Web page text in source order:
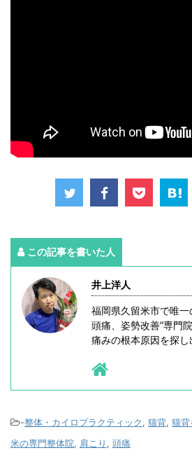
この記事を書いた人
井上洋人
福岡県久留米市で唯一
頭痛、姿勢改善”専門
痛みの根本原因を探
-整体・カイロプラクティック, 猫背, 猫背
米の専門整体院, 肩こり , 頭痛